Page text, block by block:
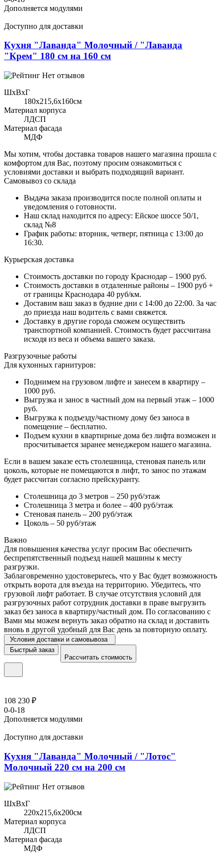
Дополняется модулями
Доступно для доставки
Кухня "Лаванда" Молочный / "Лаванда
"Крем" 180 см на 160 см
Нет отзывов
ШхВхГ
180x215,6х160см
Материал корпуса
ЛДСП
Материал фасада
МДФ
Мы хотим, чтобы доставка товаров нашего магазина прошла с
комфортом для Вас, поэтому просим ознакомиться с
условиями доставки и выбрать подходящий вариант.
Самовывоз со склада
Выдача заказа производится после полной оплаты и
уведомления о готовности.
Наш склад находится по адресу: Ейское шоссе 50/1,
склад №8
График работы: вторник, четверг, пятница с 13:00 до
16:30.
Курьерская доставка
Стоимость доставки по городу Краснодар – 1900 руб.
Стоимость доставки в отдаленные районы – 1900 руб +
от границы Краснодара 40 руб/км.
Доставим ваш заказ в будние дни с 14:00 до 22:00. За час
до приезда наш водитель с вами свяжется.
Доставку в другие города сможем осуществить
транспортной компанией. Стоимость будет рассчитана
исходя из веса и объема вашего заказа.
Разгрузочные работы
Для кухонных гарнитуров:
Поднимем на грузовом лифте и занесем в квартиру –
1000 руб.
Выгрузка и занос в частный дом на первый этаж – 1000
руб.
Выгрузка к подъезду/частному дому без заноса в
помещение – бесплатно.
Подъем кухни в квартирные дома без лифта возможен и
просчитывается заранее менеджером нашего магазина.
Если в вашем заказе есть столешница, стеновая панель или
цоколь, которые не помещаются в лифт, то занос по этажам
будет рассчитан согласно прейскуранту.
Столешница до 3 метров – 250 руб/этаж
Столешница 3 метра и более – 400 руб/этаж
Стеновая панель – 200 руб/этаж
Цоколь – 50 руб/этаж
Важно
Для повышения качества услуг просим Вас обеспечить
беспрепятственный подъезд нашей машины к месту
разгрузки.
Заблаговременно удостоверьтесь, что у Вас будет возможность
открыть ворота для въезда на территорию. Убедитесь, что
грузовой лифт работает. В случае отсутствия условий для
разгрузочных работ сотрудник доставки в праве выгрузить
заказ без заноса в квартиру/частный дом. По согласованию с
Вами мы можем вернуть заказ обратно на склад и доставить
вновь в другой удобный для Вас день за повторную оплату.
Условия доставки и самовывоза
Быстрый заказ
Рассчитать стоимость
108 230 ₽
0-0-18
Дополняется модулями
Доступно для доставки
Кухня "Лаванда" Молочный / "Лотос"
Молочный 220 см на 200 см
Нет отзывов
ШхВхГ
220x215,6х200см
Материал корпуса
ЛДСП
Материал фасада
МДФ